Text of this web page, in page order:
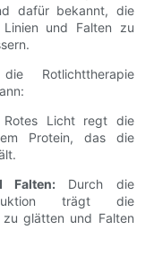
dafür bekannt, die
Linien und Falten zu
Rotlichttherapie
Rotes Licht regt die
Protein, das die
Falten: Durch die
trägt die
glätten und Falten